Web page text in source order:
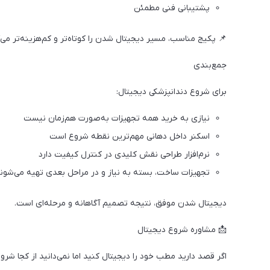
پشتیبانی فنی مطمئن
📌 پکیج مناسب، مسیر دیجیتال شدن را کوتاه‌تر و کم‌هزینه‌تر
جمع‌بندی
برای شروع دندانپزشکی دیجیتال:
نیازی به خرید همه تجهیزات به‌صورت هم‌زمان نیست
اسکنر داخل دهانی مهم‌ترین نقطه شروع است
نرم‌افزار طراحی نقش کلیدی در کنترل کیفیت دارد
تجهیزات ساخت، بسته به نیاز و در مراحل بعدی تهیه
دیجیتال شدن موفق، نتیجه تصمیم آگاهانه و مرحله‌ای است.
📩 مشاوره شروع دیجیتال
اگر قصد دارید مطب خود را دیجیتال کنید اما نمی‌دانید از کجا